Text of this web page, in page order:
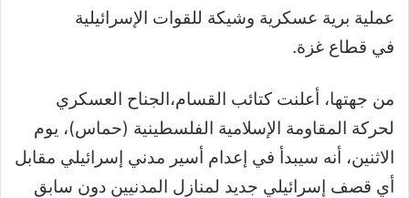
عملية برية عسكرية وشيكة للقوات الإسرائيلية
في قطاع غزة.
من جهتها، أعلنت كتائب القسام،الجناح العسكري
لحركة المقاومة الإسلامية الفلسطينية (حماس)، يوم
الاثنين، أنه سيبدأ في إعدام أسير مدني إسرائيلي مقابل
أي قصف إسرائيلي جديد لمنازل المدنيين دون سابق